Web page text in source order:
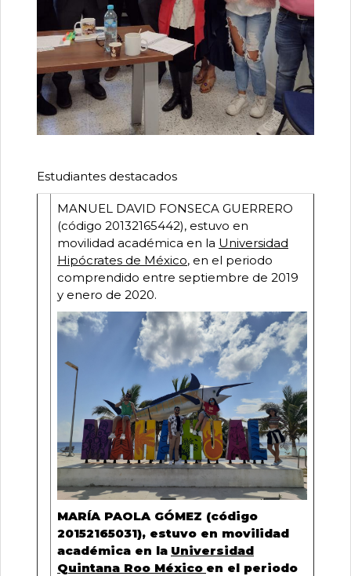
Estudiantes destacados
MANUEL DAVID FONSECA GUERRERO
(código 20132165442), estuvo en
movilidad académica en la Universidad
Hipócrates de México, en el periodo
comprendido entre septiembre de 2019
y enero de 2020.
MARÍA PAOLA GÓMEZ (código
20152165031), estuvo en movilidad
académica en la Universidad
Quintana Roo México en el periodo